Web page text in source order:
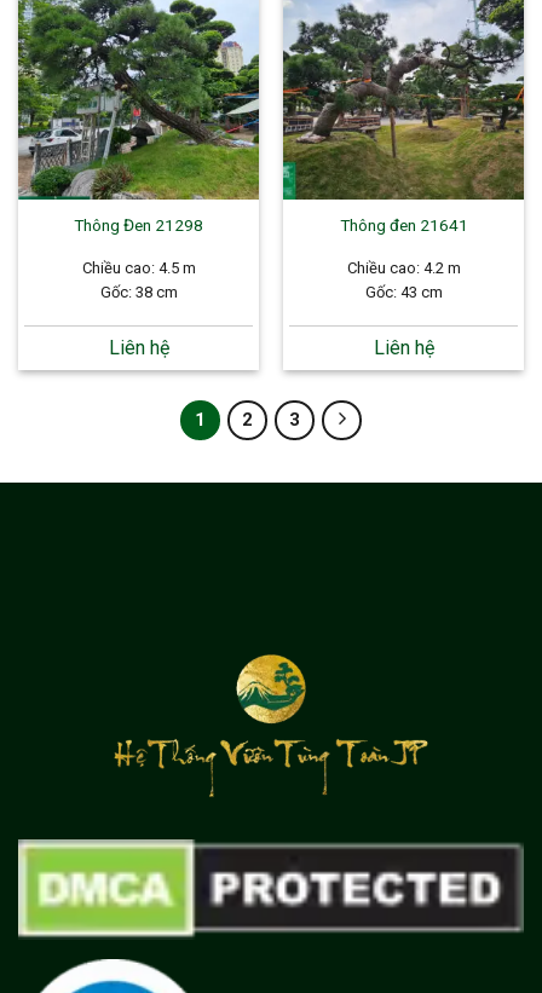
Thông Đen 21298
Chiều cao: 4.5 m
Gốc: 38 cm
Liên hệ
Thông đen 21641
Chiều cao: 4.2 m
Gốc: 43 cm
Liên hệ
1 2 3